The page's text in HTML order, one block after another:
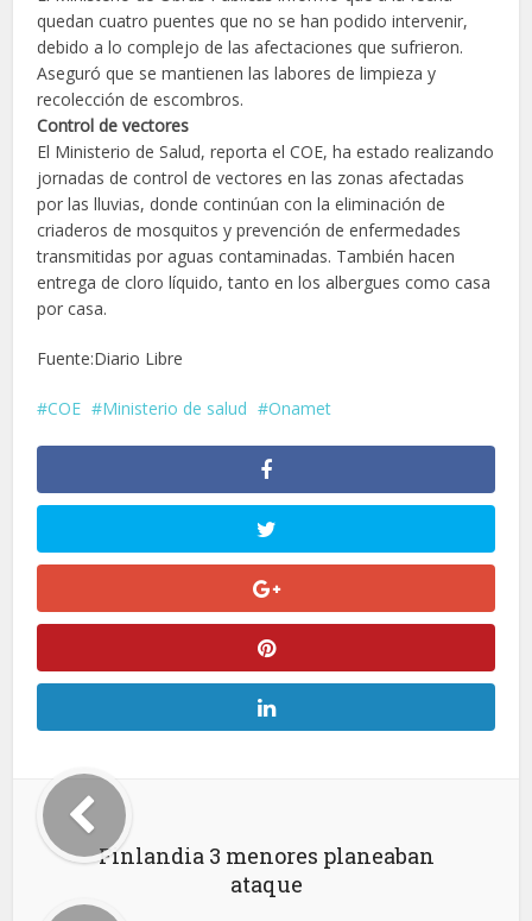
quedan cuatro puentes que no se han podido intervenir,
debido a lo complejo de las afectaciones que sufrieron.
Aseguró que se mantienen las labores de limpieza y
recolección de escombros.
Control de vectores
El Ministerio de Salud, reporta el COE, ha estado realizando
jornadas de control de vectores en las zonas afectadas
por las lluvias, donde continúan con la eliminación de
criaderos de mosquitos y prevención de enfermedades
transmitidas por aguas contaminadas. También hacen
entrega de cloro líquido, tanto en los albergues como casa
por casa.
Fuente:Diario Libre
COE Ministerio de salud Onamet
Finlandia 3 menores planeaban
ataque